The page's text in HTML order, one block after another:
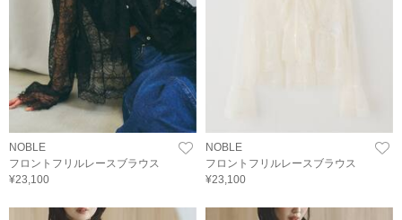
NOBLE
フロントフリルレースブラウス
¥23,100
NOBLE
フロントフリルレースブラウス
¥23,100